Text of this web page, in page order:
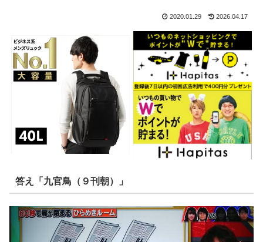
2020.01.29 2026.04.17
答え「九官鳥（９刊朝）」